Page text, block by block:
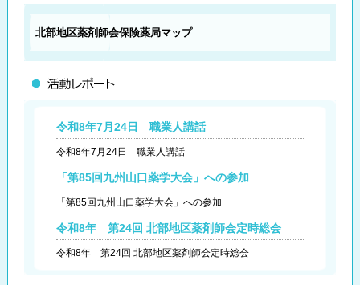
北部地区薬剤師会保険薬局マップ
令和8年7月24日 職業人講話
令和8年7月24日 職業人講話
「第85回九州山口薬学大会」への参加
「第85回九州山口薬学大会」への参加
令和8年 第24回 北部地区薬剤師会定時総会
令和8年 第24回 北部地区薬剤師会定時総会